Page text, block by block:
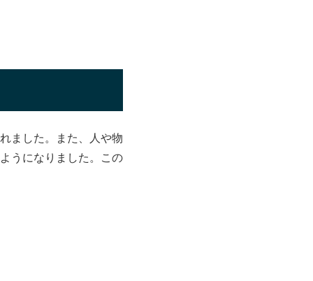
ました。また、人や物
うになりました。この